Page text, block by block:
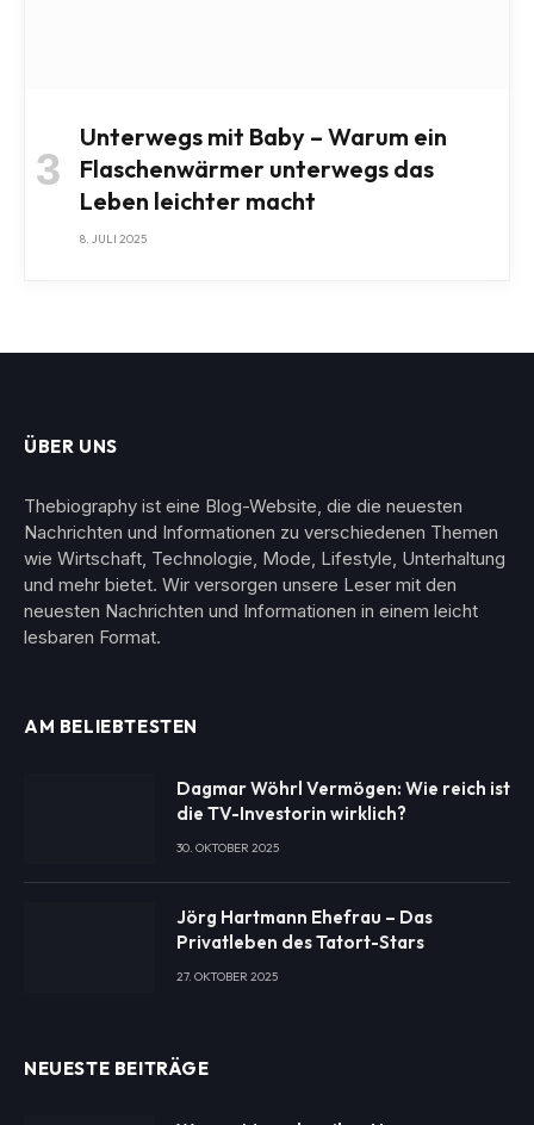
Unterwegs mit Baby – Warum ein
Flaschenwärmer unterwegs das
Leben leichter macht
8. JULI 2025
ÜBER UNS
Thebiography ist eine Blog-Website, die die neuesten
Nachrichten und Informationen zu verschiedenen Themen
wie Wirtschaft, Technologie, Mode, Lifestyle, Unterhaltung
und mehr bietet. Wir versorgen unsere Leser mit den
neuesten Nachrichten und Informationen in einem leicht
lesbaren Format.
AM BELIEBTESTEN
Dagmar Wöhrl Vermögen: Wie reich ist
die TV-Investorin wirklich?
30. OKTOBER 2025
Jörg Hartmann Ehefrau – Das
Privatleben des Tatort-Stars
27. OKTOBER 2025
NEUESTE BEITRÄGE